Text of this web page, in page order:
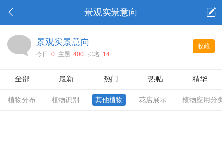
景观实景意向
收藏
景观实景意向
今日: 0 主题: 400 排名: 14
全部 最新 热门 热帖 精华
植物分布 植物识别 其他植物 花店展示 植物应用分